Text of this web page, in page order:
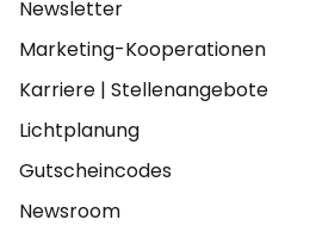
Newsletter
Marketing-Kooperationen
Karriere | Stellenangebote
Lichtplanung
Gutscheincodes
Newsroom